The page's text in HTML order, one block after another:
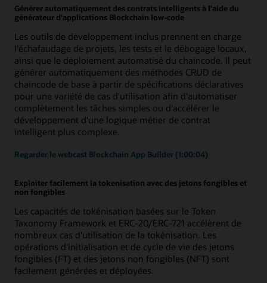
Générer automatiquement des contrats intelligents à l'aide du
générateur d'applications Blockchain low-code
Les outils de développement inclus prennent en charge
l'échafaudage de projets, les tests et le débogage locaux,
ainsi que le déploiement automatisé du chaincode. Il peut
générer automatiquement des méthodes CRUD de
chaincode de base à partir de spécifications déclaratives
pour une variété de cas d'utilisation afin d'automatiser
complètement les tâches simples ou d'accélérer le
développement d'une logique métier de contrat
intelligent plus complexe.
Regarder le webcast Blockchain App Builder (1:00:04)
Exploiter facilement la tokenisation avec des jetons fongibles et
non fongibles
Les capacités de tokénisation basées sur le Token
Taxonomy Framework et ERC-20/ERC-721 accélèrent de
nombreux cas d'utilisation de la tokénisation. Les
opérations d'initialisation et de cycle de vie des jetons
fongibles (FT) et des jetons non fongibles (NFT) sont
facilement générées et déployées.